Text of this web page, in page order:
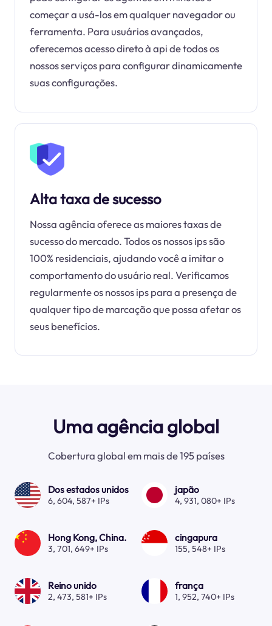
começar a usá-los em qualquer navegador ou
ferramenta. Para usuários avançados,
oferecemos acesso direto à api de todos os
nossos serviços para configurar dinamicamente
suas configurações.
Alta taxa de sucesso
Nossa agência oferece as maiores taxas de
sucesso do mercado. Todos os nossos ips são
100% residenciais, ajudando você a imitar o
comportamento do usuário real. Verificamos
regularmente os nossos ips para a presença de
qualquer tipo de marcação que possa afetar os
seus benefícios.
Uma agência global
Cobertura global em mais de 195 países
Dos estados unidos
6, 604, 587+ IPs
japão
4, 931, 080+ IPs
Hong Kong, China.
3, 701, 649+ IPs
cingapura
155, 548+ IPs
Reino unido
2, 473, 581+ IPs
frança
1, 952, 740+ IPs